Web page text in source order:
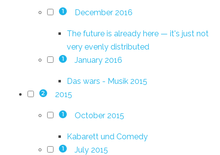
1 December 2016
The future is already here — it's just not
very evenly distributed
1 January 2016
Das wars - Musik 2015
2 2015
1 October 2015
Kabarett und Comedy
1 July 2015